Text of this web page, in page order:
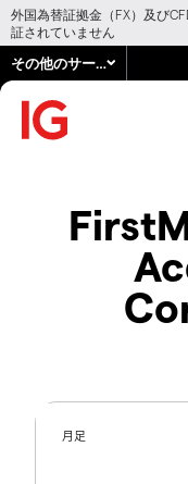
外国為替証拠金（FX）及び
証されていません
その他のサービス
月足